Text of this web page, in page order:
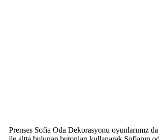
Prenses Sofia Oda Dekorasyonu oyunlarımız